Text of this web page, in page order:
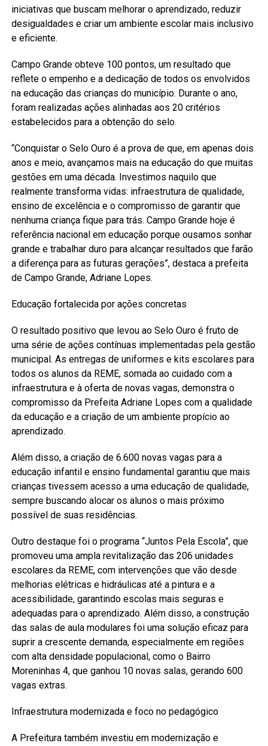
iniciativas que buscam melhorar o aprendizado, reduzir
desigualdades e criar um ambiente escolar mais inclusivo
e eficiente.
Campo Grande obteve 100 pontos, um resultado que
reflete o empenho e a dedicação de todos os envolvidos
na educação das crianças do município. Durante o ano,
foram realizadas ações alinhadas aos 20 critérios
estabelecidos para a obtenção do selo.
“Conquistar o Selo Ouro é a prova de que, em apenas dois
anos e meio, avançamos mais na educação do que muitas
gestões em uma década. Investimos naquilo que
realmente transforma vidas: infraestrutura de qualidade,
ensino de excelência e o compromisso de garantir que
nenhuma criança fique para trás. Campo Grande hoje é
referência nacional em educação porque ousamos sonhar
grande e trabalhar duro para alcançar resultados que farão
a diferença para as futuras gerações”, destaca a prefeita
de Campo Grande, Adriane Lopes.
Educação fortalecida por ações concretas
O resultado positivo que levou ao Selo Ouro é fruto de
uma série de ações contínuas implementadas pela gestão
municipal. As entregas de uniformes e kits escolares para
todos os alunos da REME, somada ao cuidado com a
infraestrutura e à oferta de novas vagas, demonstra o
compromisso da Prefeita Adriane Lopes com a qualidade
da educação e a criação de um ambiente propício ao
aprendizado.
Além disso, a criação de 6.600 novas vagas para a
educação infantil e ensino fundamental garantiu que mais
crianças tivessem acesso a uma educação de qualidade,
sempre buscando alocar os alunos o mais próximo
possível de suas residências.
Outro destaque foi o programa “Juntos Pela Escola”, que
promoveu uma ampla revitalização das 206 unidades
escolares da REME, com intervenções que vão desde
melhorias elétricas e hidráulicas até a pintura e a
acessibilidade, garantindo escolas mais seguras e
adequadas para o aprendizado. Além disso, a construção
das salas de aula modulares foi uma solução eficaz para
suprir a crescente demanda, especialmente em regiões
com alta densidade populacional, como o Bairro
Moreninhas 4, que ganhou 10 novas salas, gerando 600
vagas extras.
Infraestrutura modernizada e foco no pedagógico
A Prefeitura também investiu em modernização e